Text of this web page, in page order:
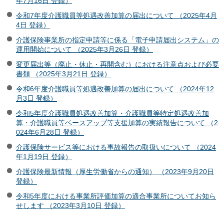
令和7年度介護職員等処遇改善加算の届出について （2025年4月
4日 登録）
介護保険事業所の指定申請等に係る「電子申請届出システム」の
運用開始について （2025年3月26日 登録）
変更届出等（廃止・休止・再開含む）における注意点および必要
書類 （2025年3月21日 登録）
令和6年度介護職員等処遇改善加算の届出について （2024年12
月3日 登録）
令和5年度介護職員処遇改善加算・介護職員等特定処遇改善加
算・介護職員等ベースアップ等支援加算の実績報告について （2
024年6月28日 登録）
介護保険サービス等における事故報告の取扱いについて （2024
年1月19日 登録）
介護保険最新情報（厚生労働省からの通知） （2023年9月20日
登録）
令和5年度における事業所評価加算の適合事業所についてお知ら
せします （2023年3月10日 登録）